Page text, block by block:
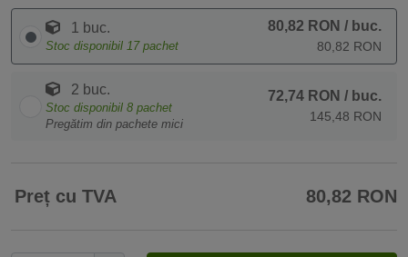
1 buc.
Stoc disponibil 17 pachet
80,82 RON / buc.
80,82 RON
2 buc.
Stoc disponibil 8 pachet
Pregătim din pachete mici
72,74 RON / buc.
145,48 RON
Preț cu TVA 80,82 RON